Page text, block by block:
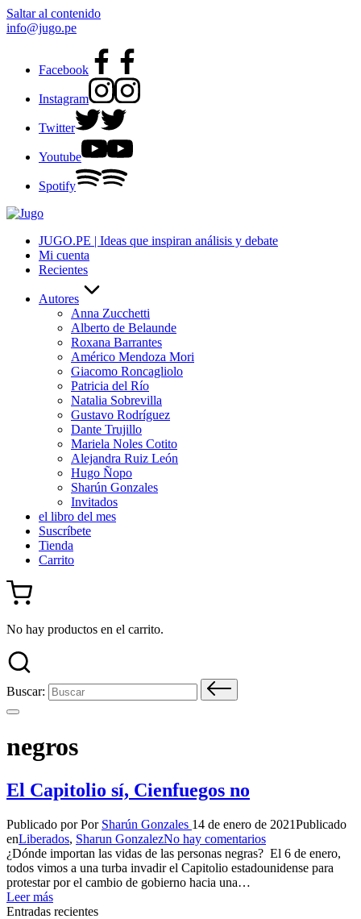
Saltar al contenido
info@jugo.pe
Facebook
Instagram
Twitter
Youtube
Spotify
JUGO.PE | Ideas que inspiran análisis y debate
Mi cuenta
Recientes
Autores
Anna Zucchetti
Alberto de Belaunde
Roxana Barrantes
Américo Mendoza Mori
Giacomo Roncagliolo
Patricia del Río
Natalia Sobrevilla
Gustavo Rodríguez
Dante Trujillo
Mariela Noles Cotito
Alejandra Ruiz León
Hugo Ñopo
Sharún Gonzales
Invitados
el libro del mes
Suscríbete
Tienda
Carrito
No hay productos en el carrito.
Buscar:
negros
El Capitolio sí, Cienfuegos no
Publicado por Por Sharún Gonzales 14 de enero de 2021Publicado
enLiberados, Sharun GonzalezNo hay comentarios
¿Dónde importan las vidas de las personas negras? El 6 de enero,
todos vimos a una turba invadir el Capitolio estadounidense para
protestar por el cambio de gobierno hacia una…
Leer más
Entradas recientes